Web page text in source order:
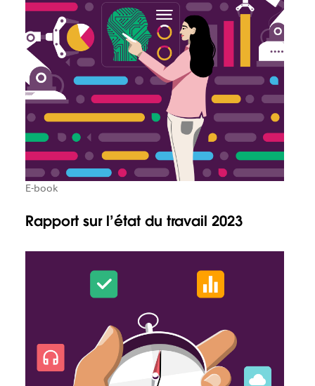
E-book
Rapport sur l’état du travail 2023